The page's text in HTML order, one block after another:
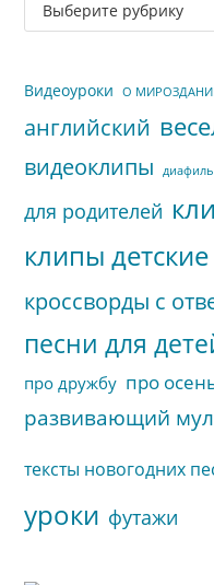
сайта
Видеоуроки О
английский
видеоклипы
для родителей
клипы детские
кроссворды с
песни для
про дружбу про
развивающий
тексты новогодних
уроки футажи